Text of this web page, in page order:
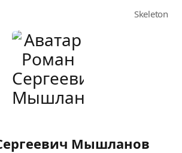
Мышланов